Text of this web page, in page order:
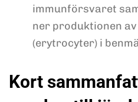
immunförsvaret
ner produktionen
(erytrocyter) i
Kort